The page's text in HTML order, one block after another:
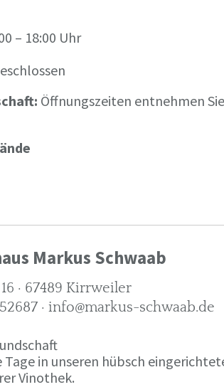
– 18:00 Uhr
Öffnungszeiten entnehmen
Markus Schwaab
· 67489 Kirrweiler
· info@markus-schwaab.de
in unseren hübsch
Vinothek.